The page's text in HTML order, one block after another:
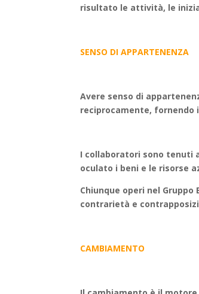
risultato le attività, le
SENSO DI APPARTENENZA
Avere senso di
reciprocamente,
I collaboratori sono tenuti
oculato i beni e le risorse
Chiunque operi nel
contrarietà e
CAMBIAMENTO